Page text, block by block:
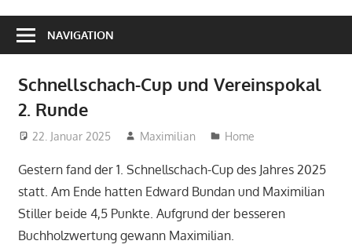
NAVIGATION
Schnellschach-Cup und Vereinspokal
2. Runde
22. Januar 2025 Maximilian Home
Gestern fand der 1. Schnellschach-Cup des Jahres 2025
statt. Am Ende hatten Edward Bundan und Maximilian
Stiller beide 4,5 Punkte. Aufgrund der besseren
Buchholzwertung gewann Maximilian.